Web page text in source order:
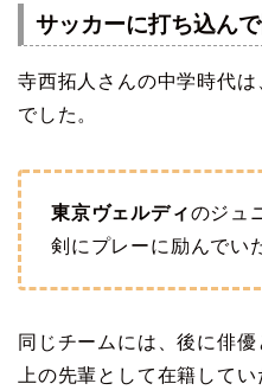
サッカーに打ち込ん
寺西拓人さんの中学時代
でした。
東京ヴェルディのジュ
剣にプレーに励んでい
同じチームには、後に俳
上の先輩として在籍してい